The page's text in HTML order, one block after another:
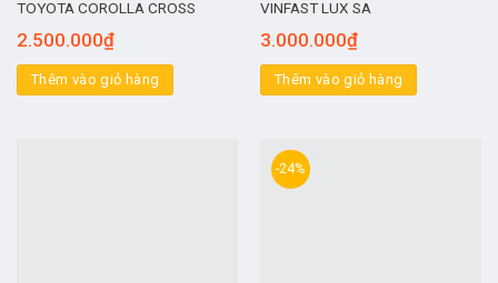
TOYOTA COROLLA CROSS
2.500.000₫
Thêm vào giỏ hàng
VINFAST LUX SA
3.000.000₫
Thêm vào giỏ hàng
-24%